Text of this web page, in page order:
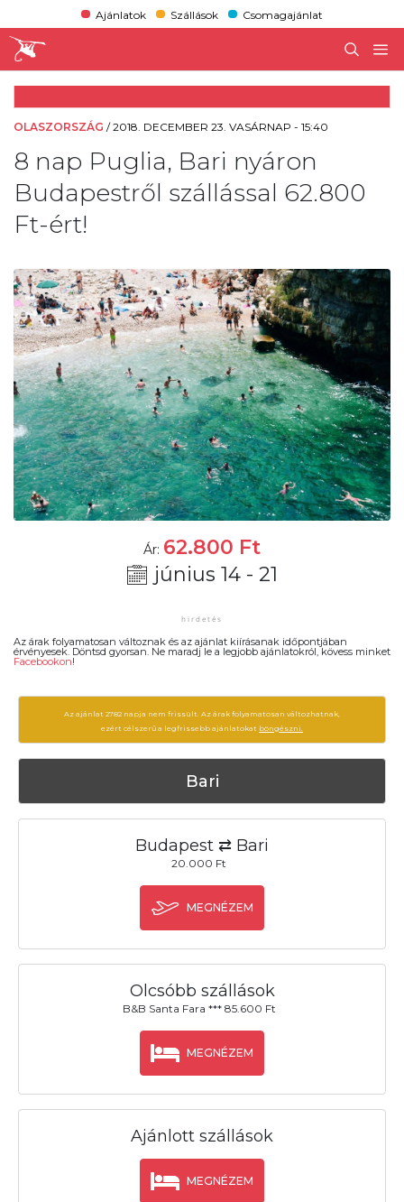
Ajánlatok Szállások Csomagajánlat
OLASZORSZÁG /2018. DECEMBER 23. VASÁRNAP - 15:40
8 nap Puglia, Bari nyáron
Budapestről szállással 62.800
Ft-ért!
Ár: 62.800 Ft
június 14 - 21
Az árak folyamatosan változnak és az ajánlat kiírásanak időpontjában
érvényesek. Döntsd gyorsan. Ne maradj le a legjobb ajánlatokról, kövess minket
Facebookon!
Az ajánlat 2782 napja nem frissült. Az árak folyamatosan változhatnak,
ezért célszerű a legfrissebb ajánlatokat böngészni.
Bari
Budapest ⇄ Bari
20.000 Ft
MEGNÉZEM
Olcsóbb szállások
B&B Santa Fara *** 85.600 Ft
MEGNÉZEM
Ajánlott szállások
MEGNÉZEM